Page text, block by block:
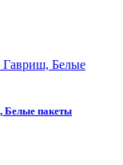
Белые пакеты